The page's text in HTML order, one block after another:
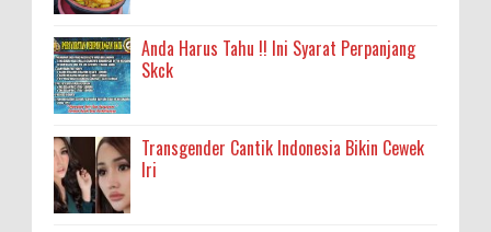
Anda Harus Tahu !! Ini Syarat Perpanjang
Skck
Transgender Cantik Indonesia Bikin Cewek
Iri